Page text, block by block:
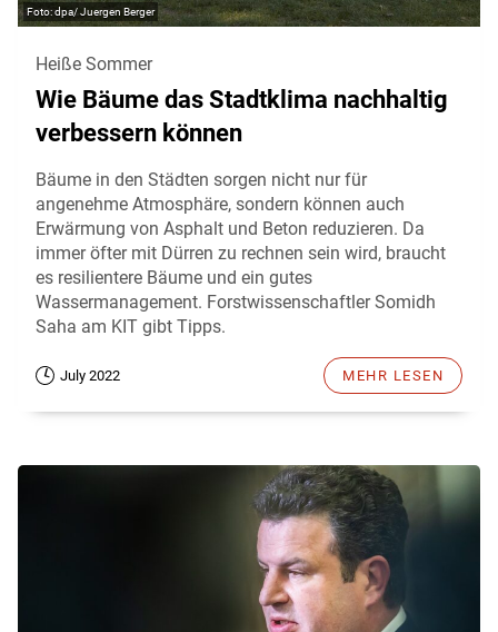
dpa/ Juergen Berger
Heiße Sommer
Wie Bäume das Stadtklima nachhaltig
verbessern können
Bäume in den Städten sorgen nicht nur für
angenehme Atmosphäre, sondern können auch
Erwärmung von Asphalt und Beton reduzieren. Da
immer öfter mit Dürren zu rechnen sein wird, braucht
es resilientere Bäume und ein gutes
Wassermanagement. Forstwissenschaftler Somidh
Saha am KIT gibt Tipps.
July 2022 MEHR LESEN